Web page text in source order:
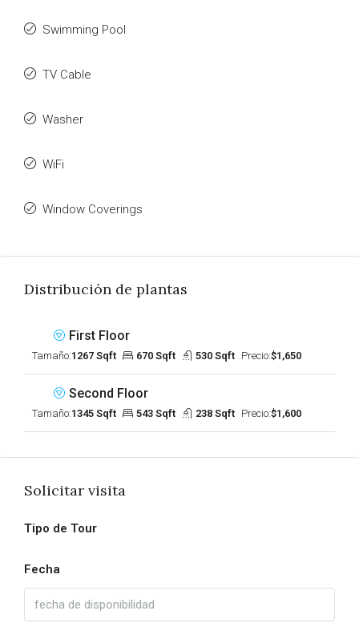
Swimming Pool
TV Cable
Washer
WiFi
Window Coverings
Distribución de plantas
First Floor
Tamaño:1267 Sqft 670 Sqft 530 Sqft Precio:$1,650
Second Floor
Tamaño:1345 Sqft 543 Sqft 238 Sqft Precio:$1,600
Solicitar visita
Tipo de Tour
Fecha